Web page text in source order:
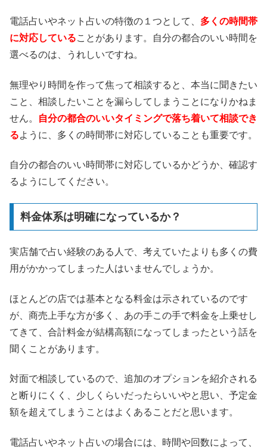
電話占いやネット占いの特徴の１つとして、 多くの時間帯
に対応していることがあります。自分の都合のいい時間を
選べるのは、うれしいですね。
無理やり時間を作って焦って相談すると、本当に聞きたい
こと、相談したいことを漏らしてしまうことになりかねま
せん。
自分の都合のいいタイミングで落ち着いて相談でき
るように、多くの時間帯に対応していることも重要です。
自分の都合のいい時間帯に対応しているかどうか、確認す
るようにしてください。
料金体系は明確になっているか？
実店舗で占い経験のある人で、考えていたよりも多くの費
用がかかってしまった人はいませんでしょうか。
ほとんどの店では基本となる料金は示されているのです
が、商売上手な方が多く、あの手この手で料金を上乗せし
てきて、合計料金が結構高額になってしまったという話を
聞くことがあります。
対面で相談しているので、追加のオプションを紹介される
と断りにくく、少しくらいだったらいいやと思い、予定金
額を超えてしまうことはよくあることだと思います。
電話占いやネット占いの場合には、時間や回数によって、